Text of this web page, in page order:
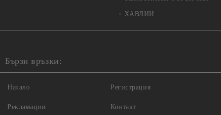
ХАВЛИИ
Бързи връзки:
Начало
Рекламации
Регистрация
Контакт